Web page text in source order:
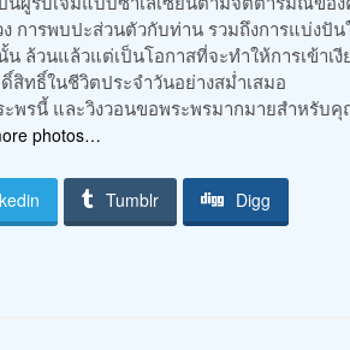
การพบปะส่วนตัวกับท่าน รวมถึงการแบ่งปัน
ล้วนแล้วแต่เป็นโอกาสที่จะทำให้การเข้าเงี
สิทธิ์ในชีวิตประจำวันอย่างสม่ำเสมอ
พรนี้ และวิงวอนขอพระพรมากมายสำหรับ
photos…
Tumblr Digg